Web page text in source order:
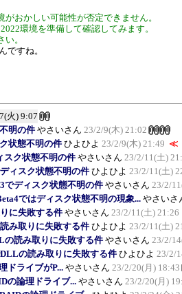
おかしい可能性が否定できません。
環境を準備して確認してみます。
。
ですね。
火) 9:07
明の件 やさいさん 23/2/9(木) 21:02
状態不明の件 ひよひよ 23/2/9(木) 21:49 ≪
スク状態不明の件 やさいさん 23/2/11(土)
ィスク状態不明の件ひよひよ 23/2/11(土)
でディスク状態不明の件やさいさん 23/2/
ではディスク状態不明の現象... やさいさ
に失敗する件 やさいさん 23/2/11(土) 21:26
み取りに失敗する件 ひよひよ 23/2/11(土)
の読み取りに失敗する件 やさいさん 23/2/
の読み取りに失敗する件 ひよひよ 23/2/
ドライブがP... やさいさん 23/2/20(月) 18:43
の論理ドライブ...やさいさん 23/2/20(月)